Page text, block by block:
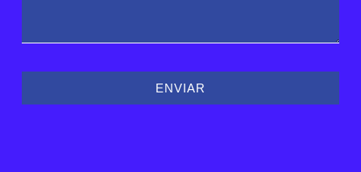
ENVIAR